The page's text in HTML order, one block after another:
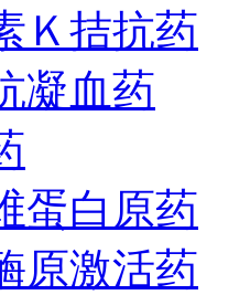
Ｋ拮抗药
凝血药
蛋白原药
原激活药